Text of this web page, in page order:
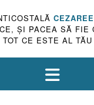
ŞI PACEA SĂ FIE
TOT CE ESTE AL TĂU